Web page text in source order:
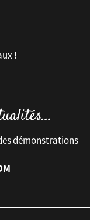
!
démonstrations